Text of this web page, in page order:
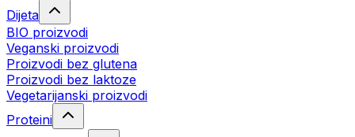
Dijeta
BIO proizvodi
Veganski proizvodi
Proizvodi bez glutena
Proizvodi bez laktoze
Vegetarijanski proizvodi
Proteini